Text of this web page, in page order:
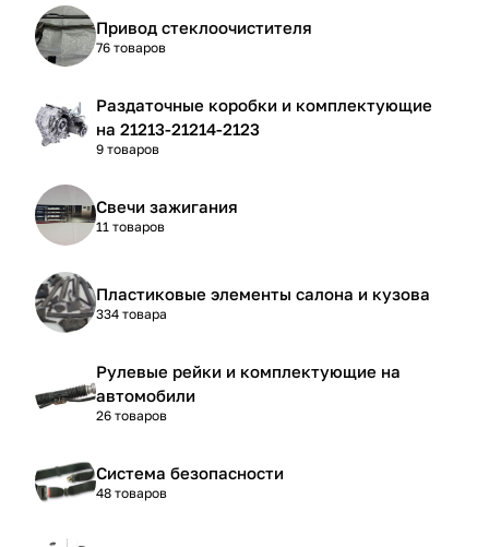
Привод стеклоочистителя
76 товаров
Раздаточные коробки и комплектующие
на 21213-21214-2123
9 товаров
Свечи зажигания
11 товаров
Пластиковые элементы салона и кузова
334 товара
Рулевые рейки и комплектующие на
автомобили
26 товаров
Система безопасности
48 товаров